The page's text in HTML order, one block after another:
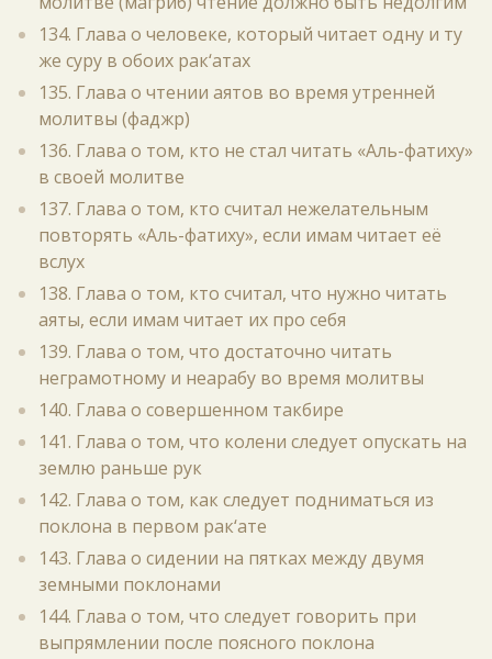
134. Глава о человеке, который читает одну и ту
же суру в обоих рак‘атах
135. Глава о чтении аятов во время утренней
молитвы (фаджр)
136. Глава о том, кто не стал читать «Аль-фатиху»
в своей молитве
137. Глава о том, кто считал нежелательным
повторять «Аль-фатиху», если имам читает её
вслух
138. Глава о том, кто считал, что нужно читать
аяты, если имам читает их про себя
139. Глава о том, что достаточно читать
неграмотному и неарабу во время молитвы
140. Глава о совершенном такбире
141. Глава о том, что колени следует опускать на
землю раньше рук
142. Глава о том, как следует подниматься из
поклона в первом рак‘ате
143. Глава о сидении на пятках между двумя
земными поклонами
144. Глава о том, что следует говорить при
выпрямлении после поясного поклона